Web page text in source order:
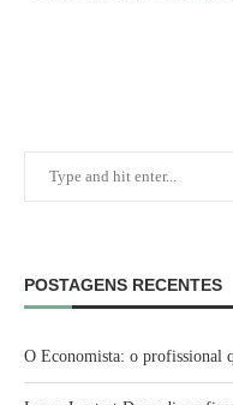
POSTAGENS RECENTES
O Economista: o profissional